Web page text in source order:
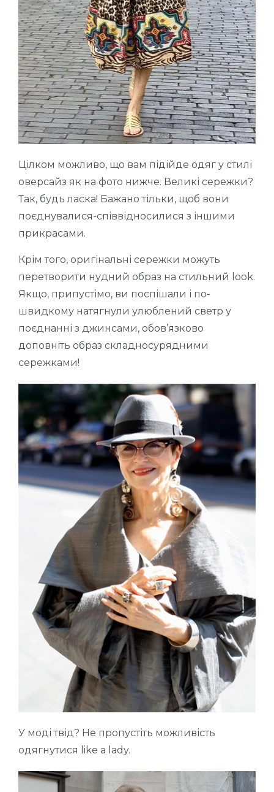
Цілком можливо, що вам підійде одяг у стилі
оверсайз як на фото нижче. Великі сережки?
Так, будь ласка! Бажано тільки, щоб вони
поєднувалися-співвідносилися з іншими
прикрасами.
Крім того, оригінальні сережки можуть
перетворити нудний образ на стильний look.
Якщо, припустімо, ви поспішали і по-
швидкому натягнули улюблений светр у
поєднанні з джинсами, обов’язково
доповніть образ складносурядними
сережками!
У моді твід? Не пропустіть можливість
одягнутися like a lady.